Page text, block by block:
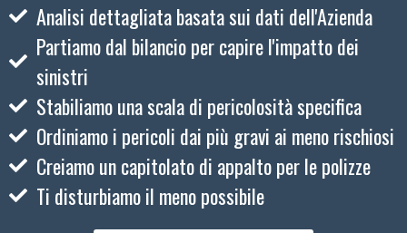
Analisi dettagliata basata sui dati dell'Azienda
Partiamo dal bilancio per capire l'impatto dei
sinistri
Stabiliamo una scala di pericolosità specifica
Ordiniamo i pericoli dai più gravi ai meno rischiosi
Creiamo un capitolato di appalto per le polizze
Ti disturbiamo il meno possibile